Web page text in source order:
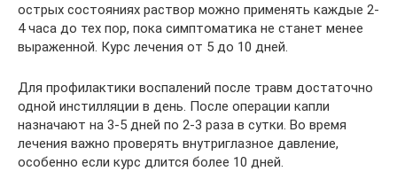
острых состояниях раствор можно применять каждые 2-
4 часа до тех пор, пока симптоматика не станет менее
выраженной. Курс лечения от 5 до 10 дней.
Для профилактики воспалений после травм достаточно
одной инстилляции в день. После операции капли
назначают на 3-5 дней по 2-3 раза в сутки. Во время
лечения важно проверять внутриглазное давление,
особенно если курс длится более 10 дней.